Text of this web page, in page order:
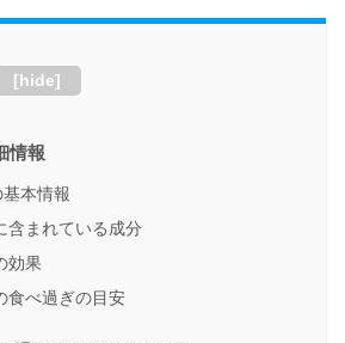
[hide]
情報
本情報
含まれている成分
効果
食べ過ぎの目安